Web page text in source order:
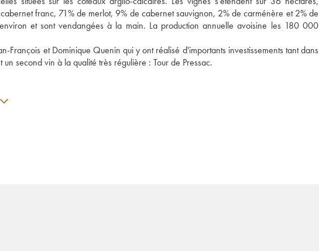
franc, 71% de merlot, 9% de cabernet sauvignon, 2% de carménère et 2% de
et sont vendangées à la main. La production annuelle avoisine les 180 000
François et Dominique Quenin qui y ont réalisé d'importants investissements tant dans
second vin à la qualité très régulière : Tour de Pressac.